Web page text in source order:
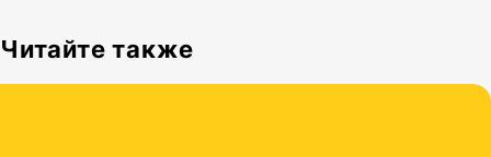
Читайте также